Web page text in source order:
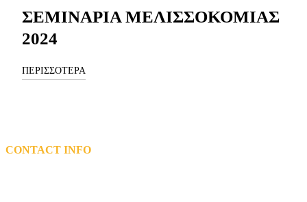
ΣΕΜΙΝΑΡΙΑ ΜΕΛΙΣΣΟΚΟΜΙΑΣ
2024
ΠΕΡΙΣΣΟΤΕΡΑ
CONTACT INFO